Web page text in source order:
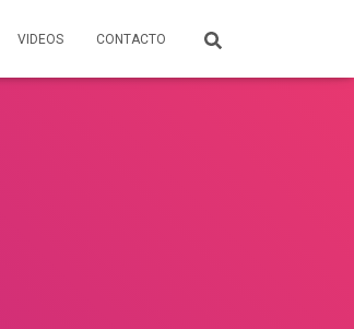
VIDEOS CONTACTO